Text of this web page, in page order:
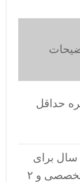
حداقل
حداقل ۱ سال برای
مشاغل تخصصی و ۲